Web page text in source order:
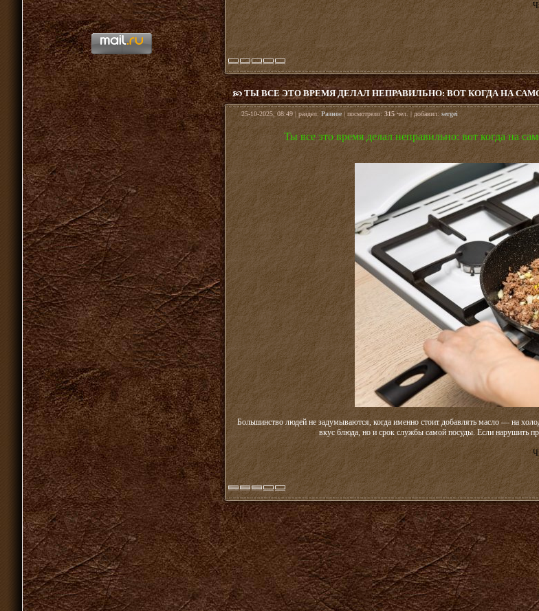
ТЫ ВСЕ ЭТО ВРЕМЯ ДЕЛАЛ НЕПРАВИЛЬНО: ВОТ КОГДА НА
25-10-2025, 08:49 | раздел:Разное | посмотрело:315чел. | добавил: sergei
Ты все это время делал неправильно: вот когда на
Большинство людей не задумываются, когда именно стоит добавлять масло — на
вкус блюда, но и срок службы самой посуды. Если нарушить